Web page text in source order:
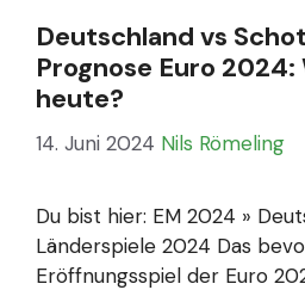
Deutschland vs
Prognose Euro
heute?
14. Juni 2024 Nils Römeling
Du bist hier: EM 2024 »
Länderspiele 2024 Das
Eröffnungsspiel der Euro